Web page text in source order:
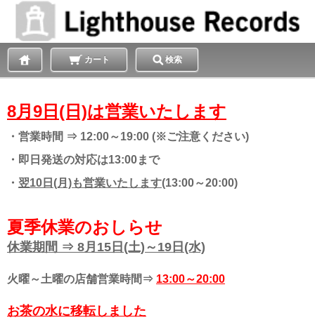
カート 検索
8月9日(日)は営業いたします
・営業時間 ⇒ 12:00～19:00 (※ご注意ください)
・即日発送の対応は13:00まで
・ 翌10日(月)も営業いたします(13:00～20:00)
夏季休業のおしらせ
休業期間 ⇒ 8月15日(土)～19日(水)
火曜～土曜の店舗営業時間⇒ 13:00～20:00
お茶の水に移転しました